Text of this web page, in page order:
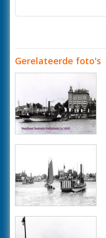
Gerelateerde foto's